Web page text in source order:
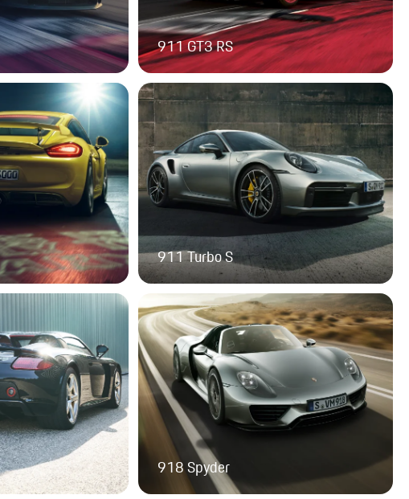
911 GT3 RS
911 Turbo S
918 Spyder